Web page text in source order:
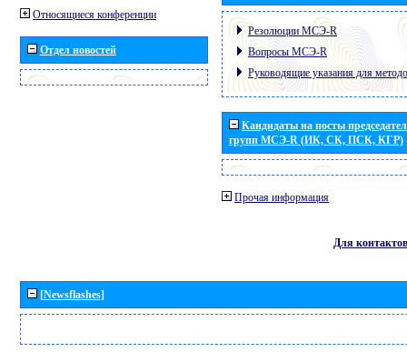
Относящиеся конференции
Отдел новостей
Резолюции МСЭ-R
Вопросы МСЭ-R
Руководящие указания для
Кандидаты на посты
групп МСЭ-R (ИК, СК, ПСК, КГР)
Прочая информация
Для контактов
[Newsflashes]